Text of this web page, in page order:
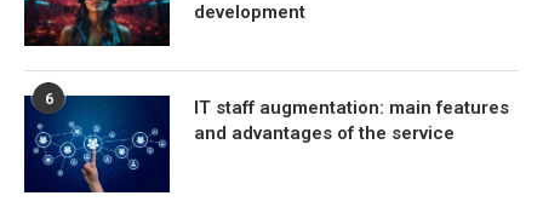
development
6
IT staff augmentation: main features
and advantages of the service